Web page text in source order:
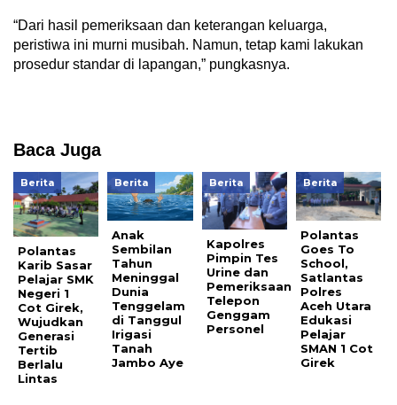
“Dari hasil pemeriksaan dan keterangan keluarga,
peristiwa ini murni musibah. Namun, tetap kami lakukan
prosedur standar di lapangan,” pungkasnya.
Baca Juga
Berita
Polantas
Karib Sasar
Pelajar SMK
Negeri 1
Cot Girek,
Wujudkan
Generasi
Tertib
Berlalu
Lintas
Berita
Anak
Sembilan
Tahun
Meninggal
Dunia
Tenggelam
di Tanggul
Irigasi
Tanah
Jambo Aye
Berita
Kapolres
Pimpin Tes
Urine dan
Pemeriksaan
Telepon
Genggam
Personel
Berita
Polantas
Goes To
School,
Satlantas
Polres
Aceh Utara
Edukasi
Pelajar
SMAN 1 Cot
Girek